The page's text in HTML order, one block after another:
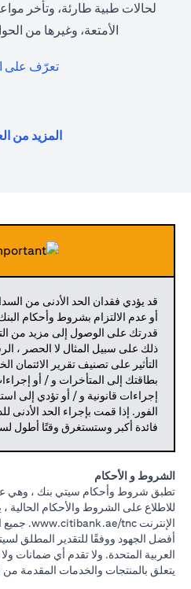
لحالات طبية طارئة، وتأخر
الأمتعة، وغيرها من
تعرّف على
المزيد من
قد يؤدي فقدان الحد الأدنى من
أو عدم الالتزام بشروط وأحكام
قدرتك على الوصول إلى مزيد من
ذلك على سبيل المثال لا الحصر ،
التأثير على تصنيف تقرير
بطاقتك إلى المتأخرات و / أو
إجراءات قانونية و / أو تؤدي إلى
الفور. إذا قمت بإجراء الحد
فائدة أكبر وستستغرق وقتًا أطول
الشروط و الأحكام
تطبق شروط وأحكام سيتي بنك ، وهي
للاطلاع على الشروط والأحكام الحالية
الإنترنت www.citibank.ae/tnc.
أفضل الجهود ووفقًا للتقدير المطلق
العربية المتحدة. ولا تقدم أي ضمانات
يتعلق بالمنتجات والخدمات المقدمة